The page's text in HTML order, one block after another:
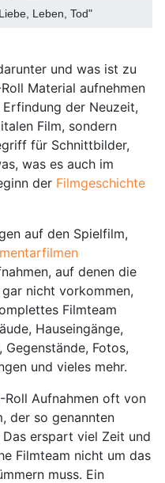
Leben, Tod"
und was ist zu
Material aufnehmen
der Neuzeit,
Film, sondern
für Schnittbilder,
was es auch im
der Filmgeschichte
auf den Spielfilm,
auf denen die
nicht vorkommen,
Filmteam
Hauseingänge,
Gegenstände, Fotos,
und vieles mehr.
Roll Aufnahmen oft von
der so genannten
erspart viel Zeit und
Filmteam nicht um das
muss. Ein